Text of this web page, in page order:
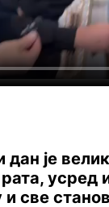
је
усред
све